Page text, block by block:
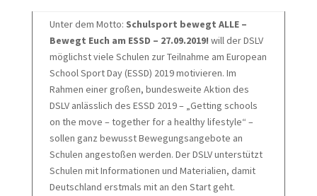
Unter dem Motto: Schulsport bewegt ALLE –
Bewegt Euch am ESSD – 27.09.2019! will der DSLV
möglichst viele Schulen zur Teilnahme am European
School Sport Day (ESSD) 2019 motivieren. Im
Rahmen einer großen, bundesweite Aktion des
DSLV anlässlich des ESSD 2019 – „Getting schools
on the move – together for a healthy lifestyle“ –
sollen ganz bewusst Bewegungsangebote an
Schulen angestoßen werden. Der DSLV unterstützt
Schulen mit Informationen und Materialien, damit
Deutschland erstmals mit an den Start geht.